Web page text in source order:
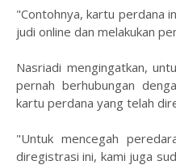
"Contohnya, kartu perdana
judi online dan melakukan
Nasriadi mengingatkan,
pernah berhubungan
kartu perdana yang telah
"Untuk mencegah
diregistrasi ini, kami juga